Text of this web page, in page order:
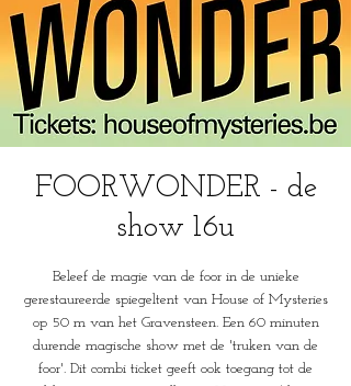
FOORWONDER - de
show 16u
Beleef de magie van de foor in de unieke
gerestaureerde spiegeltent van House of Mysteries
op 50 m van het Gravensteen. Een 60 minuten
durende magische show met de 'truken van de
foor'. Dit combi ticket geeft ook toegang tot de